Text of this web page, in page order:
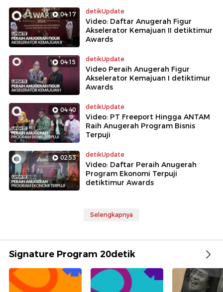
04:17 detikUpdate
Video: Daftar Anugerah Figur
Akselerator Kemajuan II detiktimur
Awards
04:15 detikUpdate
Video Peraih Anugerah Figur
Akselerator Kemajuan I detiktimur
Awards
04:40 detikUpdate
Video: PT Freeport Hingga ANTAM
Raih Anugerah Program Bisnis
Terpuji
02:53 detikUpdate
Video: Daftar Peraih Anugerah
Program Ekonomi Terpuji
detiktimur Awards
Selengkapnya
Signature Program 20detik